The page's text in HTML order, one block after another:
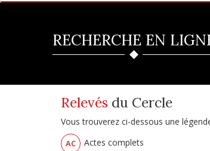
RECHERCHE EN
Relevés du Cercle
Vous trouverez ci-dessous une
AC Actes complets